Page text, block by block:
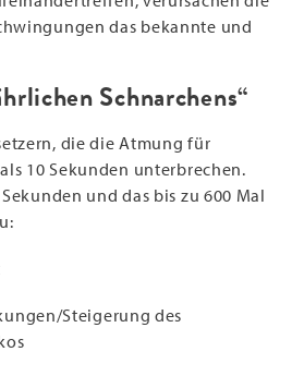
das bekannte und
Schnarchens“
die die Atmung für
10 Sekunden unterbrechen.
und das bis zu 600 Mal
Steigerung des